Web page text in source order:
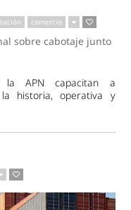
comercio
sobre cabotaje junto
la APN capacitan a
historia, operativa y